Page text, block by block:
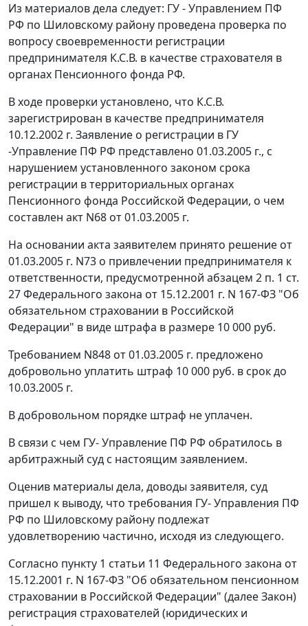
Из материалов дела следует: ГУ - Управлением ПФ
РФ по Шиловскому району проведена проверка по
вопросу своевременности регистрации
предпринимателя К.С.В. в качестве страхователя в
органах Пенсионного фонда РФ.
В ходе проверки установлено, что К.С.В.
зарегистрирован в качестве предпринимателя
10.12.2002 г. Заявление о регистрации в ГУ
-Управление ПФ РФ представлено 01.03.2005 г., с
нарушением установленного законом срока
регистрации в территориальных органах
Пенсионного фонда Российской Федерации, о чем
составлен акт N68 от 01.03.2005 г.
На основании акта заявителем принято решение от
01.03.2005 г. N73 о привлечении предпринимателя к
ответственности, предусмотренной абзацем 2 п. 1 ст.
27Федерального закона от 15.12.2001 г. N 167-ФЗ "Об
обязательном страховании в Российской
Федерации" в виде штрафа в размере 10 000 руб.
Требованием N848 от 01.03.2005 г. предложено
добровольно уплатить штраф 10 000 руб. в срок до
10.03.2005 г.
В добровольном порядке штраф не уплачен.
В связи с чем ГУ- Управление ПФ РФ обратилось в
арбитражный суд с настоящим заявлением.
Оценив материалы дела, доводы заявителя, суд
пришел к выводу, что требования ГУ- Управления ПФ
РФ по Шиловскому району подлежат
удовлетворению частично, исходя из следующего.
Согласно пункту 1 статьи 11 Федерального закона от
15.12.2001 г. N 167-ФЗ "Об обязательном пенсионном
страховании в Российской Федерации" (далее Закон)
регистрация страхователей (юридических и